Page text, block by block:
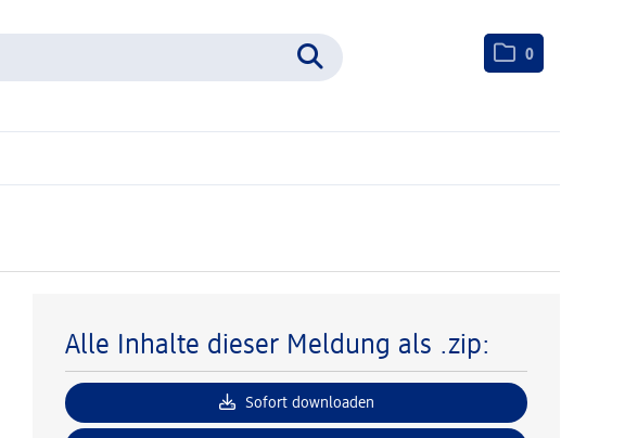
0
Alle Inhalte dieser Meldung als .zip:
Sofort downloaden